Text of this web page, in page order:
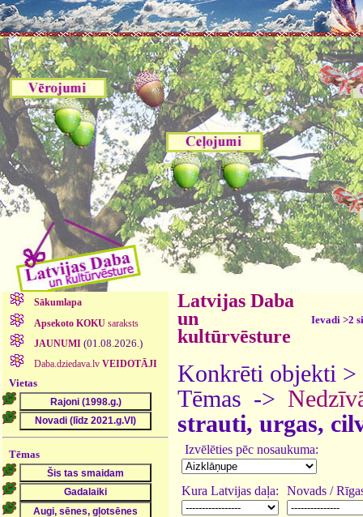
Sākumlapa
Apsekoto KOKUsaraksts
JAUNUMI (01.08.2026.)
Daba.dziedava.lv VEIDOTĀJI
Vietas
Tēmas
Latvijas Daba
un
kultūrvēsture
Ievadi >2
Konkrēti objekti >
Tēmas ->
strauti, urgas,
Izvēlēties pēc nosaukuma:
Kura Latvijas daļa: Novads /